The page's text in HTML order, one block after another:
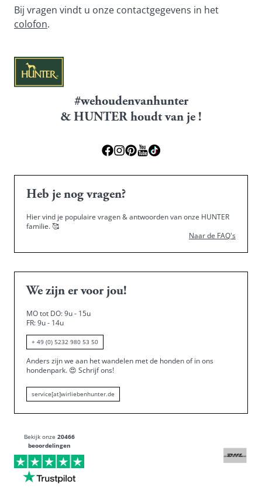
colofon.
#wehoudenvanhunter
& HUNTER houdt van je !
Heb je nog vragen?
Hier vind je populaire vragen & antwoorden van onze HUNTER
familie.🥰
Naar de FAQ's
We zijn er voor jou!
MO tot DO: 9u - 15u
FR: 9u - 14u
+ 49 (0) 5232 980 53 50
Anders zijn we aan het wandelen met de honden of in ons
hondenpark. 😍 Schrijf ons!
service[at]wirliebenhunter.de
Bekijk onze 20466
beoordelingen